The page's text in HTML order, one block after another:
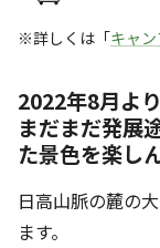
※詳しくは「キャ
2022年8月よ
まだまだ発展
た景色を楽し
日高山脈の麓の
ます。